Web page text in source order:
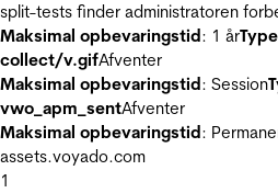
split-tests finder administratoren
Maksimal opbevaringstid: 1 årType
collect/v.gifAfventer
Maksimal opbevaringstid: Session
vwo_apm_sentAfventer
Maksimal opbevaringstid:
assets.voyado.com
1